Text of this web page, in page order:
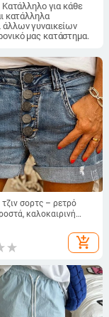
για κάθε
κατάλληλα
γυναικείων
μας κατάστημα.
τζιν σορτς – ρετρό
καλοκαιρινή
και ευέλικτα
add_shopping_cart